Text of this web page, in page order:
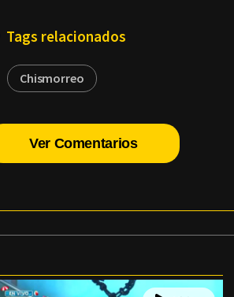
Tags relacionados
Chismorreo
Ver Comentarios